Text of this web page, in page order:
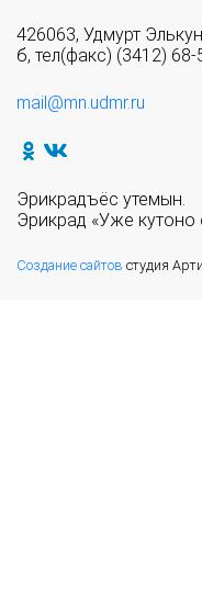
426063, Удмурт
б, тел(факс) (3412) 68-
mail@mn.udmr.ru
Эрикрадъёс утемын.
Эрикрад «Уже кутоно
Создание сайтов студия